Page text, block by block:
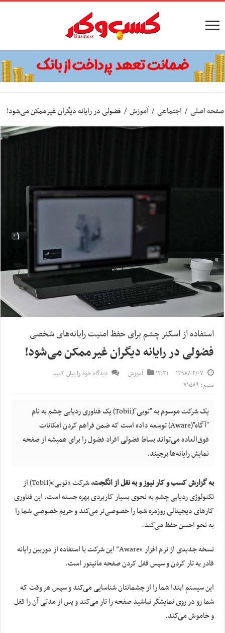
صفحه اصلی / اجتماعی / آموزش / فضولی در رایانه دیگران غیرممکن می‌شود!
استفاده از اسکنر چشم برای حفظ امنیت رایانه‌های شخصی
فضولی در رایانه دیگران غیرممکن می‌شود!
۱۳۹۸/۰۲/۰۷ ۱۲:۳۱ آموزش
دیدگاه خود را بیان کنید
منبع: ۷۱۵۸۹
یک شرکت موسوم به "توبی"(Tobii) یک فناوری ردیابی چشم به نام
"آگاه"(Aware) توسعه داده است که ضمن فراهم کردن امکانات
فوق‌العاده می‌تواند بساط فضولی افراد فضول را برای همیشه از صفحه
نمایش رایانه‌ها برچیند.
به گزارش کسب و کار نیوز و به نقل ازانگجت،شرکت “توبی
“(Tobii) از
تکنولوژی ردیابی چشم به نحوی بسیار کاربردی بهره جسته است. این فناوری
کارهای دیجیتالی روزمره شما را خصوصی‌تر می‌کند و حریم خصوصی شما را
به نحو احسن حفظ می‌کند.
نسخه جدیدی از نرم افزار “Aware” این شرکت با استفاده از دوربین رایانه
قادر به تار کردن و سپس قفل کردن صفحه مانیتور است.
این سیستم ابتدا شما را از چشمانتان شناسایی می‌کند و سپس هر وقت که
شما رو در روی نمایشگر نباشید صفحه را تار می‌کند و پس از مدتی آن را قفل
و خاموش می‌کند.